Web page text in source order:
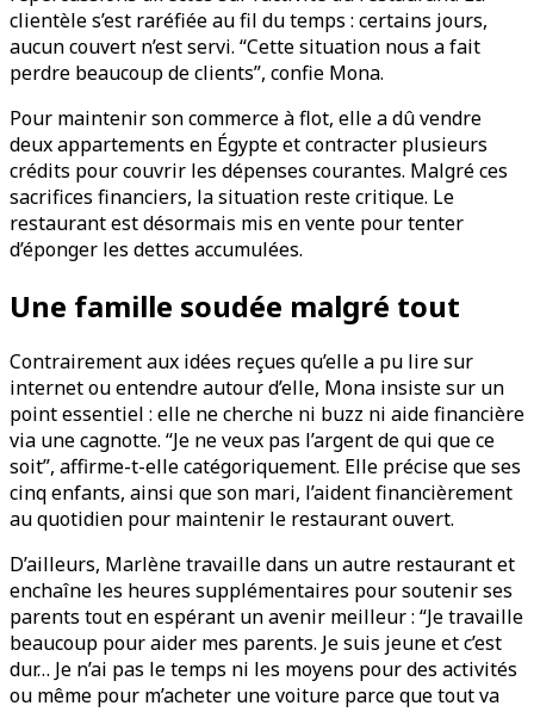
clientèle s’est raréfiée au fil du temps : certains jours,
aucun couvert n’est servi. “Cette situation nous a fait
perdre beaucoup de clients”, confie Mona.
Pour maintenir son commerce à flot, elle a dû vendre
deux appartements en Égypte et contracter plusieurs
crédits pour couvrir les dépenses courantes. Malgré ces
sacrifices financiers, la situation reste critique. Le
restaurant est désormais mis en vente pour tenter
d’éponger les dettes accumulées.
Une famille soudée malgré tout
Contrairement aux idées reçues qu’elle a pu lire sur
internet ou entendre autour d’elle, Mona insiste sur un
point essentiel : elle ne cherche ni buzz ni aide financière
via une cagnotte. “Je ne veux pas l’argent de qui que ce
soit”, affirme-t-elle catégoriquement. Elle précise que ses
cinq enfants, ainsi que son mari, l’aident financièrement
au quotidien pour maintenir le restaurant ouvert.
D’ailleurs, Marlène travaille dans un autre restaurant et
enchaîne les heures supplémentaires pour soutenir ses
parents tout en espérant un avenir meilleur : “Je travaille
beaucoup pour aider mes parents. Je suis jeune et c’est
dur… Je n’ai pas le temps ni les moyens pour des activités
ou même pour m’acheter une voiture parce que tout va